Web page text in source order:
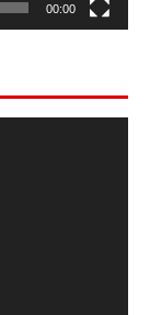
00:00